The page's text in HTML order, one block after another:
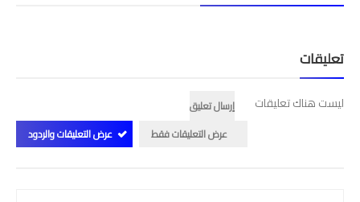
تعليقات
ليست هناك تعليقات
إرسال تعليق
عرض التعليقات فقط
عرض التعليقات والردود